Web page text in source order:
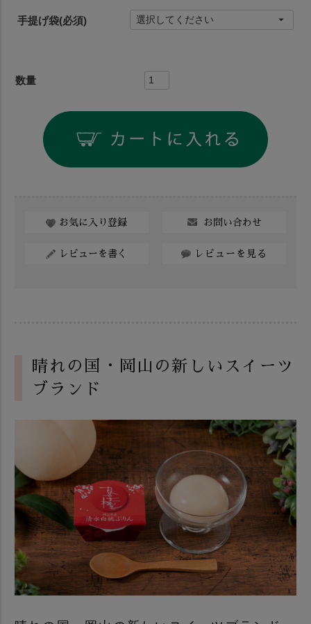
手提げ袋(必須)
お気に入り登録 お問い合わせ
レビューを書く レビューを見る
晴れの国・岡山の新しいスイーツ
ブランド